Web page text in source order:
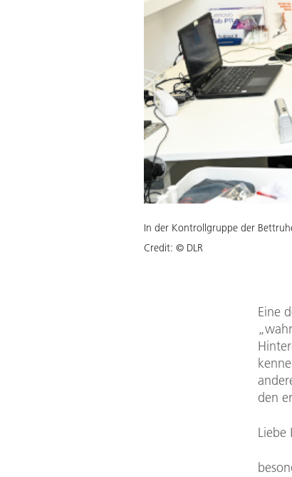
In der Kontrollgruppe der
Credit: © DLR
Eine
den
Liebe